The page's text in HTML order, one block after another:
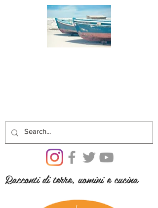
Racconti di terre, uomini e cucina